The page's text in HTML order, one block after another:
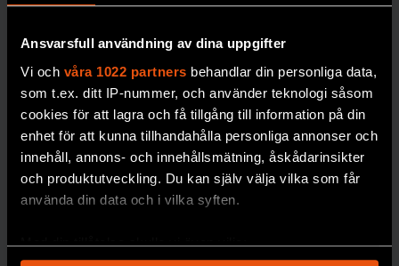
Ansvarsfull användning av dina uppgifter
Vi och våra 1022 partners behandlar din personliga data,
som t.ex. ditt IP-nummer, och använder teknologi såsom
cookies för att lagra och få tillgång till information på din
enhet för att kunna tillhandahålla personliga annonser och
innehåll, annons- och innehållsmätning, åskådarinsikter
och produktutveckling. Du kan själv välja vilka som får
använda din data och i vilka syften.
Med din tillåtelse skulle vi även vilja:
kropp inför en
återuppståndelse
kostar drygt två
miljoner kronor. Nu
planeras ett lager för
djupfrysta människor
i norra Sverige.
DÖDLIGHET
teknik som
de med typ
1”
Att de
inte
erbjuds
löpand
e
blodso